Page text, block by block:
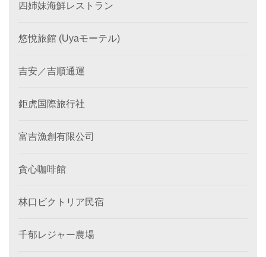
四姉妹海鮮レストラン
悠悅旅館 (Uyaモーテル)
吉安／吉順通運
鉅虎国際旅行社
富吉漁創有限公司
貪心咖啡館
林口ビクトリア民宿
千郁レジャー農場